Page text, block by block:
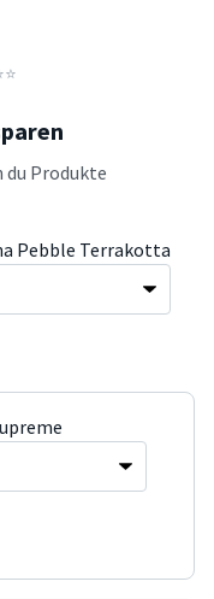
du Produkte
Pebble Terrakotta